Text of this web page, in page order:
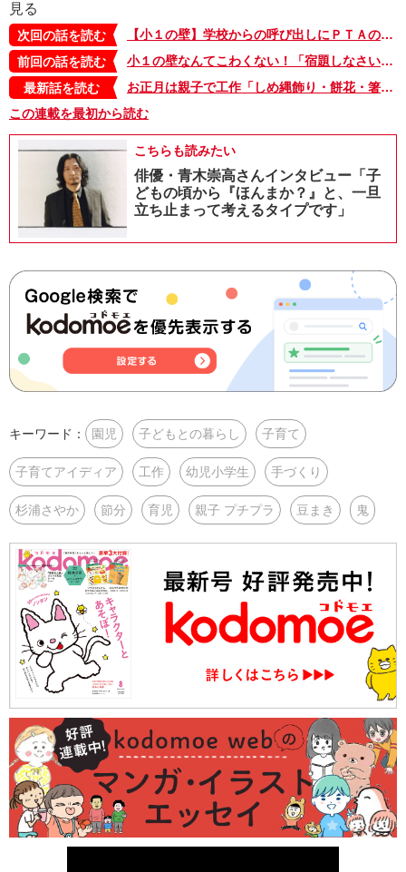
見る
次回の話を読む
【小１の壁】学校からの呼び出しにＰＴＡのプレッシャー…行事や習い事のタスクもなぜかママばかり。パパを巻き込むには？【杉浦さやか「おやこ プチプラごっこ＋ plus」】
前回の話を読む
小１の壁なんてこわくない！「宿題しなさい」「早くお風呂に入って」と言わなくて済む「やること絵本」のススメ【杉浦さやか「おやこ プチプラごっこ＋ plus」】
最新話を読む
お正月は親子で工作「しめ縄飾り・餅花・箸袋」も簡単手づくり！【杉浦さやか「おやこ プチプラごっこ＋plus」】
この連載を最初から読む
こちらも読みたい
俳優・青木崇高さんインタビュー「子
どもの頃から『ほんまか？』と、一旦
立ち止まって考えるタイプです」
キーワード： 園児 子どもとの暮らし 子育て
子育てアイディア 工作 幼児小学生 手づくり
杉浦さやか 節分 育児 親子 プチプラ 豆まき 鬼